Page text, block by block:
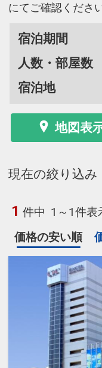
にてご確認ください
宿泊期間
人数・部屋数
宿泊地
地図表
現在の絞り込み
1 件中 1～1件表
価格の安い順